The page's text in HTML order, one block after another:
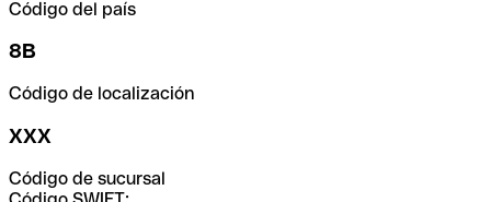
Código del país
8B
Código de localización
XXX
Código de sucursal